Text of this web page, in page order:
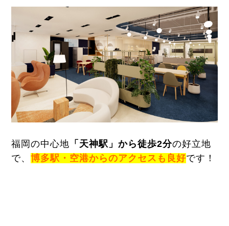
福岡の中心地 「天神駅」から徒歩2分の好立地
で、博多駅・空港からのアクセスも良好です！